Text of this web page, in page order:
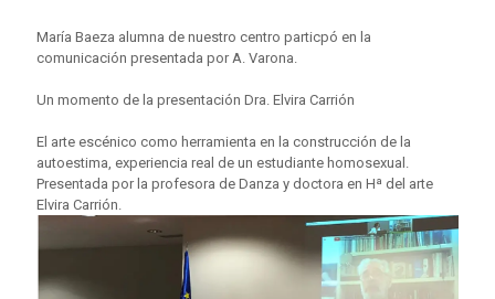
María Baeza alumna de nuestro centro particpó en la
comunicación presentada por A. Varona.
Un momento de la presentación Dra. Elvira Carrión
El arte escénico como herramienta en la construcción de la
autoestima, experiencia real de un estudiante homosexual.
Presentada por la profesora de Danza y doctora en Hª del arte
Elvira Carrión.